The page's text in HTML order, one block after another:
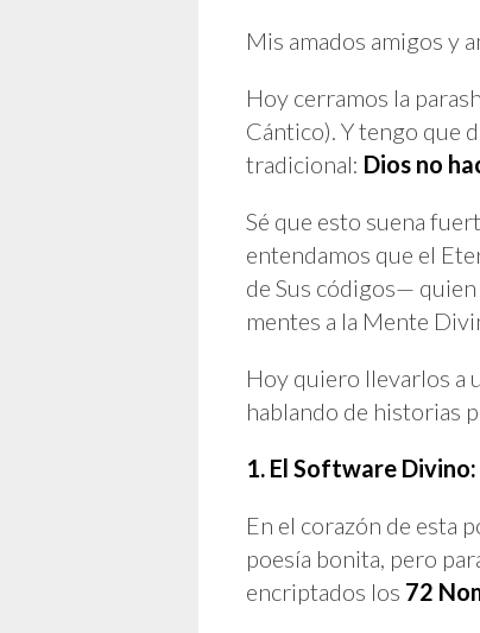
Mis amados amigos y
Hoy cerramos la
Cántico). Y tengo que
tradicional: Dios no
Sé que esto suena
entendamos que el
de Sus códigos— quien
mentes a la Mente
Hoy quiero llevarlos a
hablando de historias
1. El Software
En el corazón de esta
poesía bonita, pero
encriptados los 72